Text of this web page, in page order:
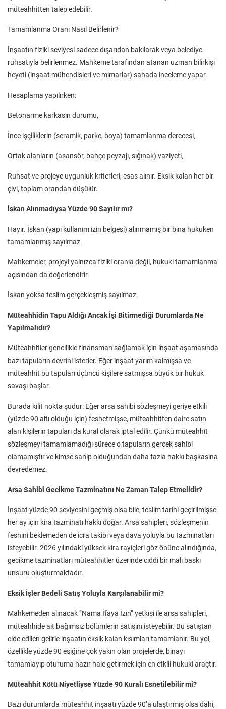
müteahhitten talep edebilir.
Tamamlanma Oranı Nasıl Belirlenir?
İnşaatın fiziki seviyesi sadece dışarıdan bakılarak veya belediye
ruhsatıyla belirlenmez. Mahkeme tarafından atanan uzman bilirkişi
heyeti (inşaat mühendisleri ve mimarlar) sahada inceleme yapar.
Hesaplama yapılırken:
Betonarme karkasın durumu,
İnce işçiliklerin (seramik, parke, boya) tamamlanma derecesi,
Ortak alanların (asansör, bahçe peyzajı, sığınak) vaziyeti,
Ruhsat ve projeye uygunluk kriterleri, esas alınır. Eksik kalan her bir
çivi, toplam orandan düşülür.
İskan Alınmadıysa Yüzde 90 Sayılır mı?
Hayır. İskan (yapı kullanım izin belgesi) alınmamış bir bina hukuken
tamamlanmış sayılmaz.
Mahkemeler, projeyi yalnızca fiziki oranla değil, hukuki tamamlanma
açısından da değerlendirir.
İskan yoksa teslim gerçekleşmiş sayılmaz.
Müteahhidin Tapu Aldığı Ancak İşi Bitirmediği Durumlarda Ne
Yapılmalıdır?
Müteahhitler genellikle finansman sağlamak için inşaat aşamasında
bazı tapuların devrini isterler. Eğer inşaat yarım kalmışsa ve
müteahhit bu tapuları üçüncü kişilere satmışsa büyük bir hukuk
savaşı başlar.
Burada kilit nokta şudur: Eğer arsa sahibi sözleşmeyi geriye etkili
(yüzde 90 altı olduğu için) feshetmişse, müteahhitten daire satın
alan kişilerin tapuları da kural olarak iptal edilir. Çünkü müteahhit
sözleşmeyi tamamlamadığı sürece o tapuların gerçek sahibi
olamamıştır ve kimse sahip olduğundan daha fazla hakkı başkasına
devredemez.
Arsa Sahibi Gecikme Tazminatını Ne Zaman Talep Etmelidir?
İnşaat yüzde 90 seviyesini geçmiş olsa bile, teslim tarihi geçirilmişse
her ay için kira tazminatı hakkı doğar. Arsa sahipleri, sözleşmenin
feshini beklemeden de icra takibi veya dava yoluyla bu tazminatları
isteyebilir. 2026 yılındaki yüksek kira rayiçleri göz önüne alındığında,
gecikme tazminatları müteahhitler üzerinde ciddi bir mali baskı
unsuru oluşturmaktadır.
Eksik İşler Bedeli Satış Yoluyla Karşılanabilir mi?
Mahkemeden alınacak “Nama İfaya İzin” yetkisi ile arsa sahipleri,
müteahhide ait bağımsız bölümlerin satışını isteyebilir. Bu satıştan
elde edilen gelirle inşaatın eksik kalan kısımları tamamlanır. Bu yol,
özellikle yüzde 90 eşiğine çok yakın olan projelerde, binayı
tamamlayıp oturuma hazır hale getirmek için en etkili hukuki araçtır.
Müteahhit Kötü Niyetliyse Yüzde 90 Kuralı Esnetilebilir mi?
Bazı durumlarda müteahhit inşaatı yüzde 90’a ulaştırmış olsa dahi,